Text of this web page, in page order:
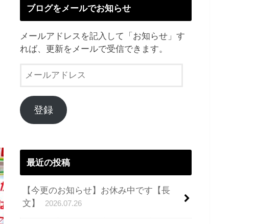
ブログをメールでお知らせ
メールアドレスを記入して「お知らせ」す
れば、更新をメールで受信できます。
ル
ア
ド
登録
最近の投稿
【今更のお知らせ】お休み中です【長
文】
2026.07.26